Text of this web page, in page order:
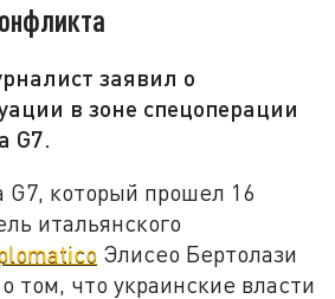
заявил о
в зоне спецоперации
G7.
который прошел 16
итальянского
Элисео Бертолази
том, что украинские власти